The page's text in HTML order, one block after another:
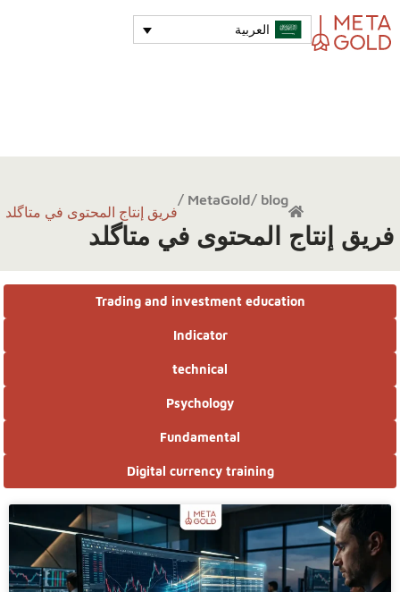
العربية
فريق إنتاج المحتوى في متاگلد
MetaGold/ blog /
فريق إنتاج المحتوى في متاگلد
Digital currency training
Fundamental
Psychology
technical
Indicator
Trading and investment education